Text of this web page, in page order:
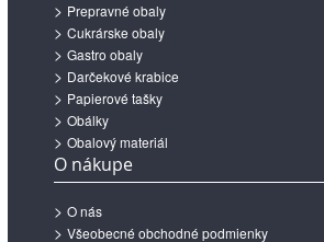
Prepravné obaly
Cukrárske obaly
Gastro obaly
Darčekové krabice
Papierové tašky
Obálky
Obalový materiál
O nákupe
O nás
Všeobecné obchodné podmienky